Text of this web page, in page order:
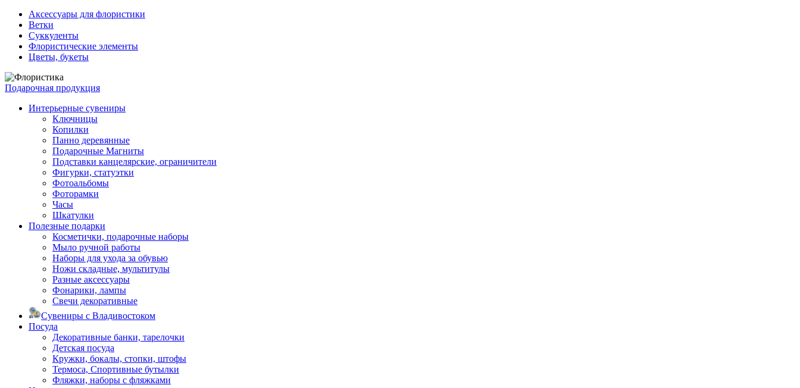
Аксессуары для флористики
Ветки
Суккуленты
Флористические элементы
Цветы, букеты
Подарочная продукция
Интерьерные сувениры
Ключницы
Копилки
Панно деревянные
Подарочные Магниты
Подставки канцелярские, ограничители
Фигурки, статуэтки
Фотоальбомы
Фоторамки
Часы
Шкатулки
Полезные подарки
Косметички, подарочные наборы
Мыло ручной работы
Наборы для ухода за обувью
Ножи складные, мультитулы
Разные аксессуары
Фонарики, лампы
Свечи декоративные
Сувениры с Владивостоком
Посуда
Декоративные банки, тарелочки
Детская посуда
Кружки, бокалы, стопки, штофы
Термоса, Спортивные бутылки
Фляжки, наборы с фляжками